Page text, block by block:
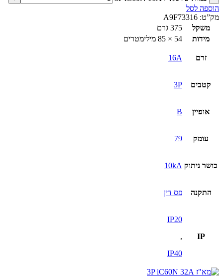
הוספה לסל
מק”ט: A9F73316
משקל
375 גרם
מידות
54 × 85 מילימטרים
זרם 16A
קטבים 3P
אופיין B
עומק 79
כושר ניתוק 10kA
התקנה פס דין
IP
IP20
,
IP40